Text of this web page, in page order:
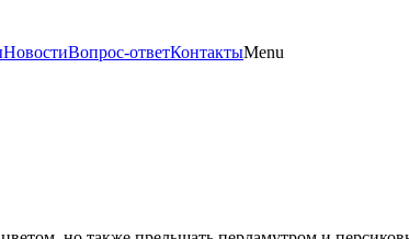
НовостиВопрос-ответКонтактыMenu